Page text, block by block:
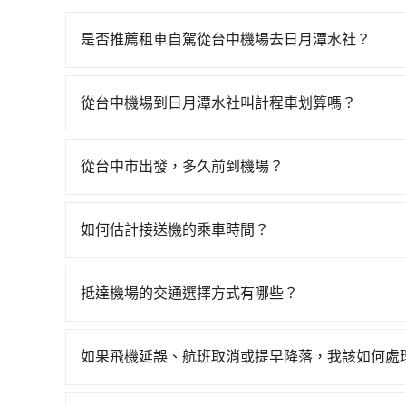
是否推薦租車自駕從台中機場去日月潭水社？
天就要來回，那在台中路邊可隨租隨借的iRent應
估進去，但額外的汽車保險與可能的罰單都需自
理，每一次租車都好像在開樂透一樣。另外，偶
遇到下雨天或者載行李時，就顯得非常不便。
從台中機場到日月潭水社叫計程車划算嗎？
算，價格約為2,250~2,700元間，但如改預約
格或服務品質上，tripool都是你從台中機場到日月
從台中市出發，多久前到機場？
很順暢，但如果你搭機的時間是白天、剛好是上
如何估計接送機的乘車時間？
外抓30分鐘的彈性時間。比方說正常台中到桃園
選擇離開機場的乘車時間抓在班機預計落地後的1
抵達機場的交通選擇方式有哪些？
軌系統，這是一種快捷和經濟實惠的交通方式。
如果飛機延誤、航班取消或提早降落，我該如何處